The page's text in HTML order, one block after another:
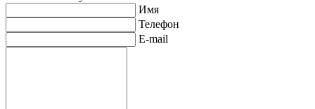
Имя
Телефон
E-mail